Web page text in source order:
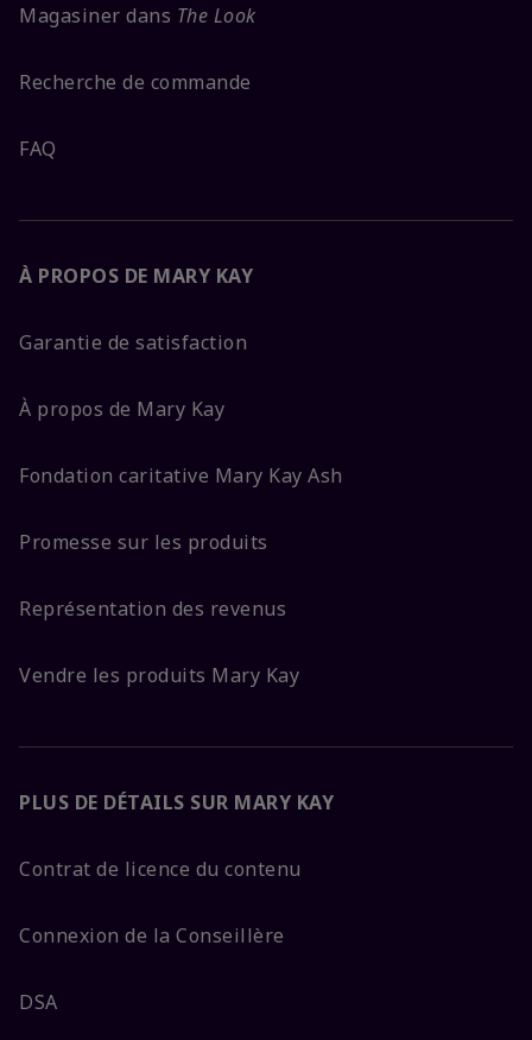
Magasiner dans The Look
Recherche de commande
FAQ
À PROPOS DE MARY KAY
Garantie de satisfaction
À propos de Mary Kay
Fondation caritative Mary Kay Ash
Promesse sur les produits
Représentation des revenus
Vendre les produits Mary Kay
PLUS DE DÉTAILS SUR MARY KAY
Contrat de licence du contenu
Connexion de la Conseillère
DSA